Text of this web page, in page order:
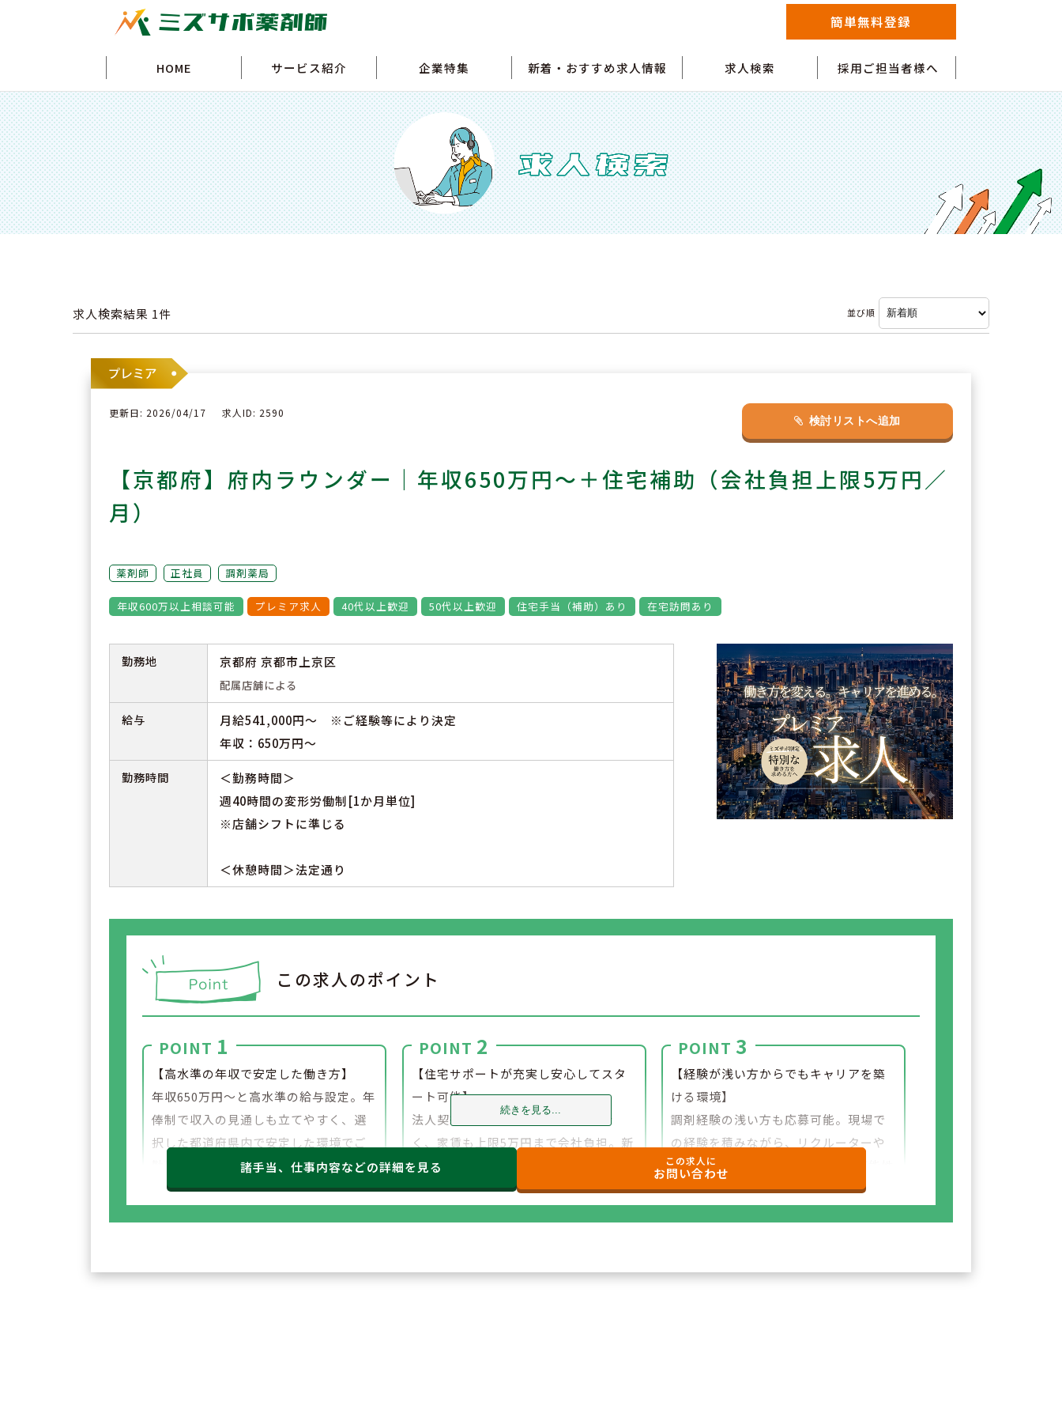
簡単無料登録
HOME サービス紹介 企業特集 新着・おすすめ求人情報 求人検索 採用ご担当者様へ
求人検索結果 1件 並び順
更新日: 2026/04/17 求人ID: 2590
検討リストへ追加
【京都府】府内ラウンダー｜年収650万円～＋住宅補助（会社負担上限5万円／
月）
薬剤師 正社員 調剤薬局
年収600万以上相談可能 プレミア求人 40代以上歓迎 50代以上歓迎 住宅手当（補助）あり 在宅訪問あり
勤務地 京都府 京都市上京区
配属店舗による
給与
月給541,000円～ ※ご経験等により決定
年収：650万円～
勤務時間
＜勤務時間＞
週40時間の変形労働制[1か月単位]
※店舗シフトに準じる
＜休憩時間＞法定通り
この求人のポイント
POINT 1
【高水準の年収で安定した働き方】
年収650万円～と高水準の給与設定。年
俸制で収入の見通しも立てやすく、選
択した都道府県内で安定した環境でご
勤務いただけます。
POINT 2
【住宅サポートが充実し安心してスタ
ート可能】
法人契約により初期費用の負担がな
く、家賃も上限5万円まで会社負担。新
たな環境でも安心して勤務を開始でき
ます。
POINT 3
【経験が浅い方からでもキャリアを築
ける環境】
調剤経験の浅い方も応募可能。現場で
の経験を積みながら、リクルーターや
研修など＋αの業務チャレンジの可能性
もございます。
続きを見る...
諸手当、仕事内容などの詳細を見る この求人に
お問い合わせ